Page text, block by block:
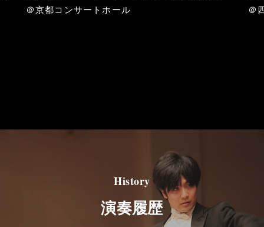
＠京都コンサートホール
＠
History
演奏履歴